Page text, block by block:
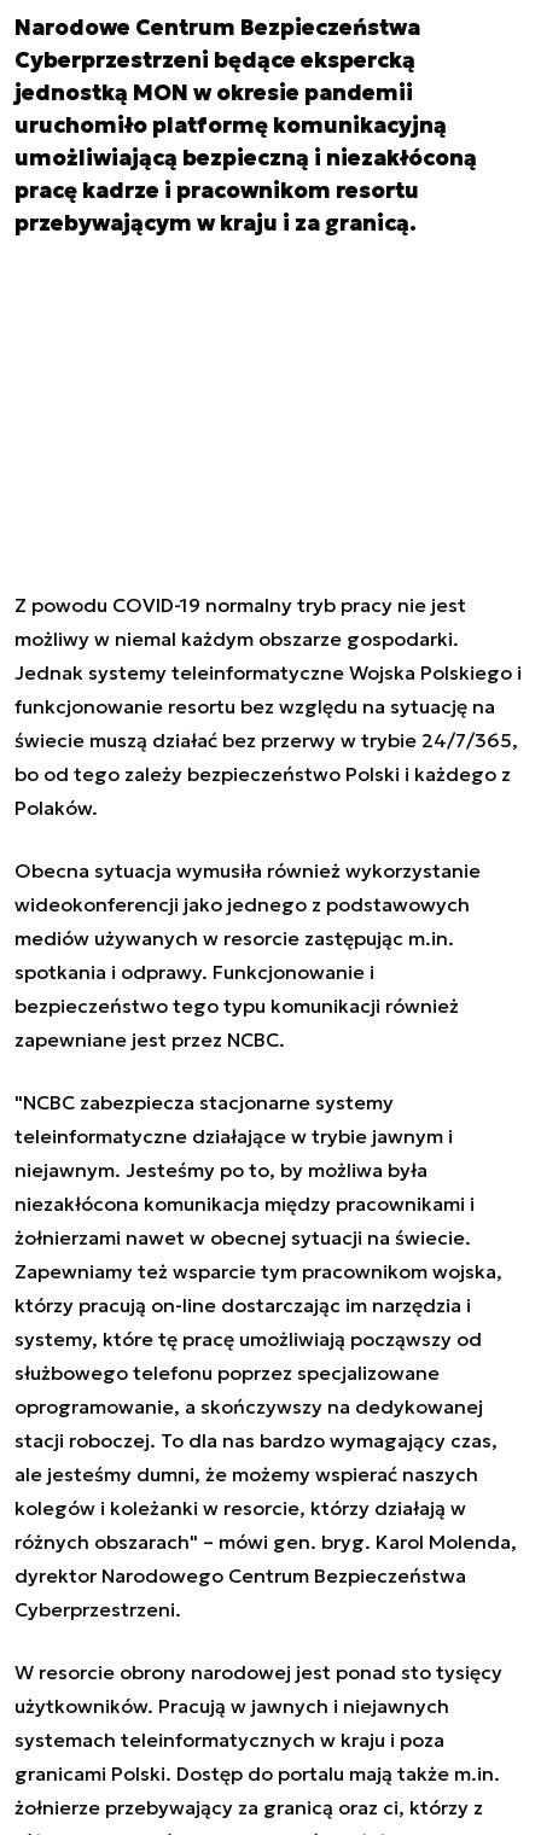
Narodowe Centrum Bezpieczeństwa
Cyberprzestrzeni będące ekspercką
jednostką MON w okresie pandemii
uruchomiło platformę komunikacyjną
umożliwiającą bezpieczną i niezakłóconą
pracę kadrze i pracownikom resortu
przebywającym w kraju i za granicą.
Z powodu COVID-19 normalny tryb pracy nie jest
możliwy w niemal każdym obszarze gospodarki.
Jednak systemy teleinformatyczne Wojska Polskiego i
funkcjonowanie resortu bez względu na sytuację na
świecie muszą działać bez przerwy w trybie 24/7/365,
bo od tego zależy bezpieczeństwo Polski i każdego z
Polaków.
Obecna sytuacja wymusiła również wykorzystanie
wideokonferencji jako jednego z podstawowych
mediów używanych w resorcie zastępując m.in.
spotkania i odprawy. Funkcjonowanie i
bezpieczeństwo tego typu komunikacji również
zapewniane jest przez NCBC.
"NCBC zabezpiecza stacjonarne systemy
teleinformatyczne działające w trybie jawnym i
niejawnym. Jesteśmy po to, by możliwa była
niezakłócona komunikacja między pracownikami i
żołnierzami nawet w obecnej sytuacji na świecie.
Zapewniamy też wsparcie tym pracownikom wojska,
którzy pracują on-line dostarczając im narzędzia i
systemy, które tę pracę umożliwiają począwszy od
służbowego telefonu poprzez specjalizowane
oprogramowanie, a skończywszy na dedykowanej
stacji roboczej. To dla nas bardzo wymagający czas,
ale jesteśmy dumni, że możemy wspierać naszych
kolegów i koleżanki w resorcie, którzy działają w
różnych obszarach" – mówi gen. bryg. Karol Molenda,
dyrektor Narodowego Centrum Bezpieczeństwa
Cyberprzestrzeni.
W resorcie obrony narodowej jest ponad sto tysięcy
użytkowników. Pracują w jawnych i niejawnych
systemach teleinformatycznych w kraju i poza
granicami Polski. Dostęp do portalu mają także m.in.
żołnierze przebywający za granicą oraz ci, którzy z